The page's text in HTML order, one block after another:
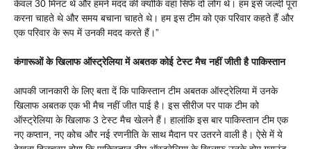
केवल 30 मिनट थे और हमने मदद की क्योंकि वहां सिर्फ दो लोग थे। हम इसे जल्दी पूरा
करना चाहते थे और समय बचाना चाहते थे। हम इस टीम को एक परिवार कहते हैं और
एक परिवार के रूप में उनकी मदद करते हैं।”
कंगारूओं के खिलाफ ऑस्ट्रेलिया में अबतक कोई टेस्ट मैच नहीं जीती है पाकिस्तान
आपकी जानकारी के लिए बता दें कि पाकिस्तान टीम अबतक ऑस्ट्रेलिया में उनके
खिलाफ अबतक एक भी मैच नहीं जीत पाई है। इस सीरीज पर पाक टीम को
ऑस्ट्रेलिया के खिलाफ 3 टेस्ट मैच खेलने हैं। हालांकि इस बार पाकिस्तान टीम एक
नए कप्तान, नए कोच और नई रणनीति के साथ मैदान पर उतरने वाली है। ऐसे में ये